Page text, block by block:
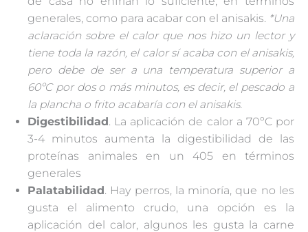
generales, como para acabar con el anisakis. *Una
aclaración sobre el calor que nos hizo un lector y
tiene toda la razón, el calor sí acaba con el anisakis,
pero debe de ser a una temperatura superior a
60ºC por dos o más minutos, es decir, el pescado a
la plancha o frito acabaría con el anisakis.
Digestibilidad . La aplicación de calor a 70ºC por
3-4 minutos aumenta la digestibilidad de las
proteínas animales en un 405 en términos
generales
Palatabilidad . Hay perros, la minoría, que no les
gusta el alimento crudo, una opción es la
aplicación del calor, algunos les gusta la carne